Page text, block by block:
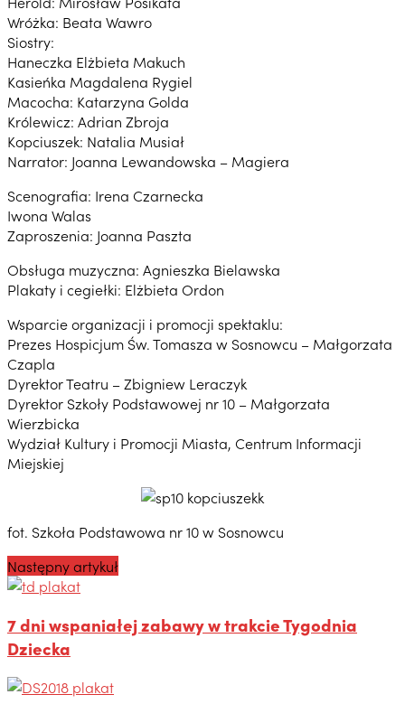
Wróżka: Beata Wawro
Siostry:
Haneczka Elżbieta Makuch
Kasieńka Magdalena Rygiel
Macocha: Katarzyna Golda
Królewicz: Adrian Zbroja
Kopciuszek: Natalia Musiał
Narrator: Joanna Lewandowska – Magiera
Scenografia: Irena Czarnecka
Iwona Walas
Zaproszenia: Joanna Paszta
Obsługa muzyczna: Agnieszka Bielawska
Plakaty i cegiełki: Elżbieta Ordon
Wsparcie organizacji i promocji spektaklu:
Prezes Hospicjum Św. Tomasza w Sosnowcu – Małgorzata
Czapla
Dyrektor Teatru – Zbigniew Leraczyk
Dyrektor Szkoły Podstawowej nr 10 – Małgorzata
Wierzbicka
Wydział Kultury i Promocji Miasta, Centrum Informacji
Miejskiej
fot. Szkoła Podstawowa nr 10 w Sosnowcu
Następny artykuł
7 dni wspaniałej zabawy w trakcie Tygodnia
Dziecka